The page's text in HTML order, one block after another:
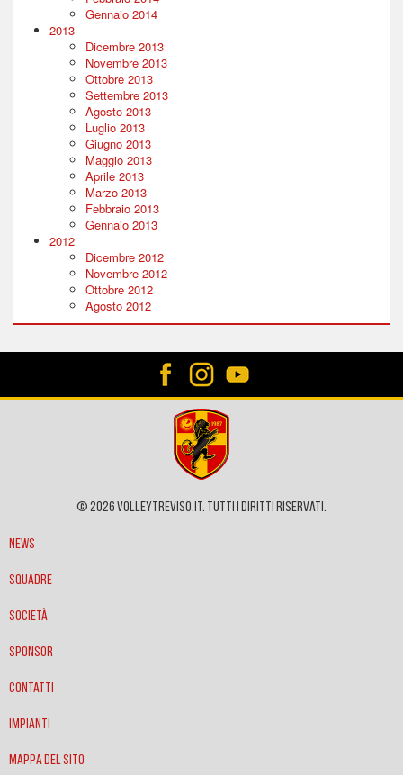
Gennaio 2014
2013
Dicembre 2013
Novembre 2013
Ottobre 2013
Settembre 2013
Agosto 2013
Luglio 2013
Giugno 2013
Maggio 2013
Aprile 2013
Marzo 2013
Febbraio 2013
Gennaio 2013
2012
Dicembre 2012
Novembre 2012
Ottobre 2012
Agosto 2012
© 2026 VOLLEYTREVISO.IT. Tutti i diritti riservati.
News
Squadre
Società
Sponsor
Contatti
Impianti
Mappa del sito